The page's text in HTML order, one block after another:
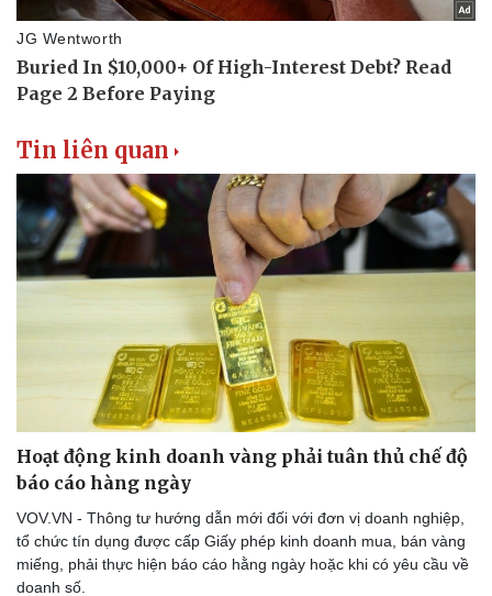
Bóng đá
Lịch thi đấu bóng đá
Thế giới thể thao
eSports
Hậu trường
Xe máy
Tư vấn
Tin liên quan
Hoạt động kinh doanh vàng phải tuân thủ chế độ
báo cáo hàng ngày
VOV.VN - Thông tư hướng dẫn mới đối với đơn vị doanh nghiệp,
tổ chức tín dụng được cấp Giấy phép kinh doanh mua, bán vàng
miếng, phải thực hiện báo cáo hằng ngày hoặc khi có yêu cầu về
doanh số.